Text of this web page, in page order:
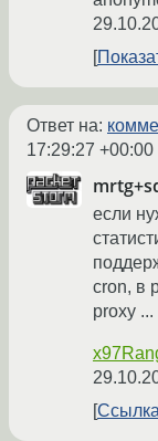
Ответ на:
17:29:27 +00:00
если
cron, в
proxy ...
Ссылка